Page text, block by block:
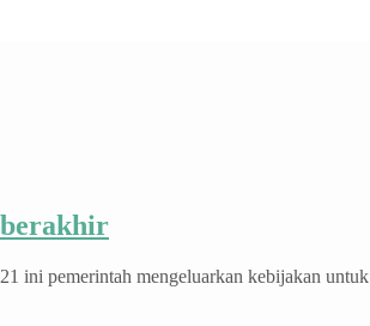
ini pemerintah mengeluarkan kebijakan